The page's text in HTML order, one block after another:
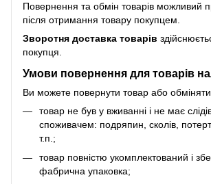
Повернення та обмін товарів можливий
після отримання товару покупцем.
Зворотня доставка товарів
покупця.
Умови повернення для товарів
Ви можете повернути товар або
товар не був у вживанні і не має
споживачем: подряпин, сколів,
т.п.;
товар повністю укомплектований і
фабрична упаковка;